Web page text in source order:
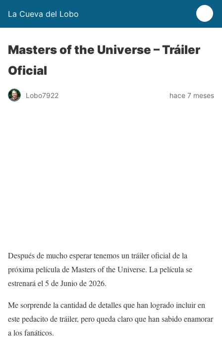
La Cueva del Lobo
Masters of the Universe – Tráiler
Oficial
Lobo7922 hace 7 meses
Después de mucho esperar tenemos un tráiler oficial de la
próxima película de Masters of the Universe. La película se
estrenará el 5 de Junio de 2026.
Me sorprende la cantidad de detalles que han logrado incluir en
este pedacito de tráiler, pero queda claro que han sabido enamorar
a los fanáticos.